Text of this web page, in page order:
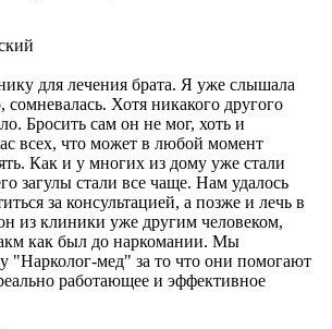
для лечения брата. Я уже слышала
Хотя никакого другого
Бросить сам он не мог, хоть и
всех, что может в любой момент
Как и у многих из дому уже стали
загулы стали все чаще. Нам удалось
за консультацией, а позже и лечь в
из клиники уже другим человеком,
как был до наркомании. Мы
"Нарколог-мед" за то что они помогают
работающее и эффективное